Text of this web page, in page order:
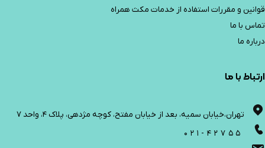
قوانین و مقررات استفاده از خدمات مکث همراه
تماس با ما
درباره ما
ارتباط با ما
تهران،خیابان سمیه، بعد از خیابان مفتح، کوچه مژدهی، پلاک 4، واحد 7
021-42755